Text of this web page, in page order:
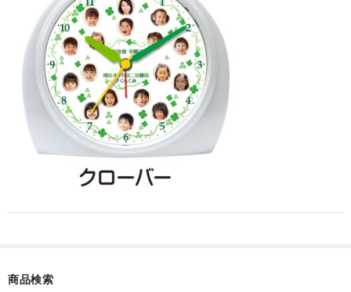
目覚まし時計(集合＋個別)
メロディ時計(集合)
音声時計(集合)
目覚まし時計(個別)
お絵かきギャラリープラス(絵＋個別)
メロディ時計(個別)
お絵かきギャラリー
商品検索